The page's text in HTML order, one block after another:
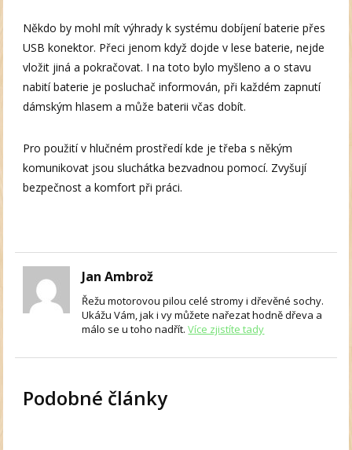
Někdo by mohl mít výhrady k systému dobíjení baterie přes
USB konektor. Přeci jenom když dojde v lese baterie, nejde
vložit jiná a pokračovat. I na toto bylo myšleno a o stavu
nabití baterie je posluchač informován, při každém zapnutí
dámským hlasem a může baterii včas dobít.
Pro použití v hlučném prostředí kde je třeba s někým
komunikovat jsou sluchátka bezvadnou pomocí. Zvyšují
bezpečnost a komfort při práci.
Jan Ambrož
Řežu motorovou pilou celé stromy i dřevěné sochy.
Ukážu Vám, jak i vy můžete nařezat hodně dřeva a
málo se u toho nadřít.Více zjistíte tady
Podobné články